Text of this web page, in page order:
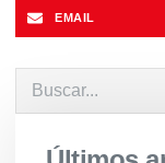
EMAIL